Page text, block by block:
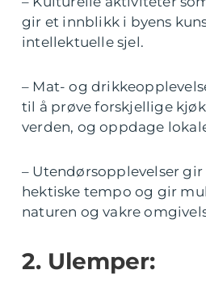
gir et innblikk i byens
intellektuelle sjel.
– Mat- og
til å prøve forskjellige
verden, og oppdage
– Utendørsopplevelser gir
hektiske tempo og gir
naturen og vakre
2. Ulemper: